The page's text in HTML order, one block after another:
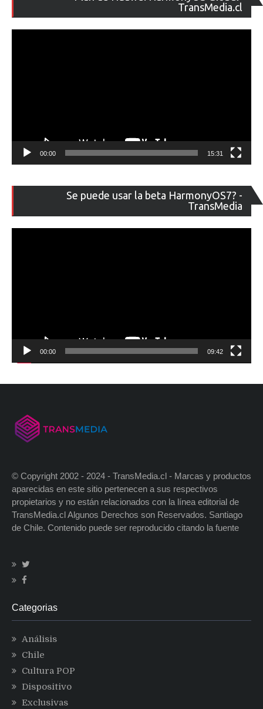
TransMedia.cl
de
00:00 15:31
Se puede usar la beta HarmonyOS7? -
TransMedia
de
00:00 09:42
© Copyright 2002 - 2024 - TransMedia.cl - Marcas y productos
aparecidas en este sitio pertenecen a sus respectivos
propietarios y no están relacionados con la línea editorial de
TransMedia.cl Algunos Derechos son Reservados. Santiago
de Chile. Contenido puede ser reproducido citando la fuente
Categorias
Análisis
Chile
Cultura POP
Dispositivo
Exclusivas